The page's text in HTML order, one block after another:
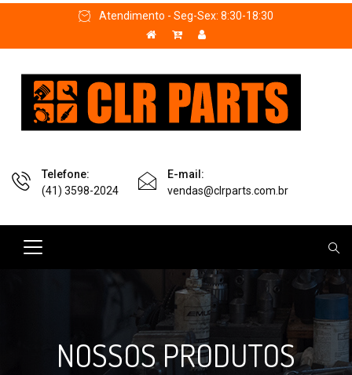
Atendimento - Seg-Sex: 8:30-18:30
Telefone:
(41) 3598-2024
E-mail:
vendas@clrparts.com.br
NOSSOS PRODUTOS